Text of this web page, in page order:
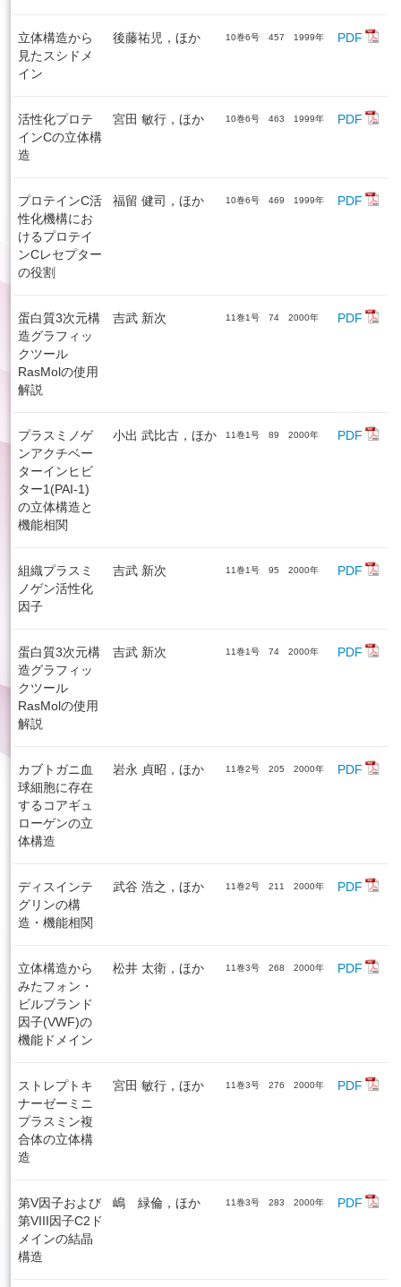
立体構造から
見たスシドメ
イン
後藤祐児，ほか 10巻6号 457 1999年 PDF
活性化プロテ
インCの立体構
造
宮田 敏行，ほか 10巻6号 463 1999年 PDF
プロテインC活
性化機構にお
けるプロテイ
ンCレセプター
の役割
福留 健司，ほか 10巻6号 469 1999年 PDF
蛋白質3次元構
造グラフィッ
クツール
RasMolの使用
解説
吉武 新次 11巻1号 74 2000年 PDF
プラスミノゲ
ンアクチベー
ターインヒビ
ター1(PAI-1)
の立体構造と
機能相関
小出 武比古，ほか 11巻1号 89 2000年 PDF
組織プラスミ
ノゲン活性化
因子
吉武 新次 11巻1号 95 2000年 PDF
蛋白質3次元構
造グラフィッ
クツール
RasMolの使用
解説
吉武 新次 11巻1号 74 2000年 PDF
カブトガニ血
球細胞に存在
するコアギュ
ローゲンの立
体構造
岩永 貞昭，ほか 11巻2号 205 2000年 PDF
ディスインテ
グリンの構
造・機能相関
武谷 浩之，ほか 11巻2号 211 2000年 PDF
立体構造から
みたフォン・
ビルブランド
因子(VWF)の
機能ドメイン
松井 太衛，ほか 11巻3号 268 2000年 PDF
ストレプトキ
ナーゼーミニ
プラスミン複
合体の立体構
造
宮田 敏行，ほか 11巻3号 276 2000年 PDF
第V因子および
第VIII因子C2ド
メインの結晶
構造
嶋 緑倫，ほか 11巻3号 283 2000年 PDF